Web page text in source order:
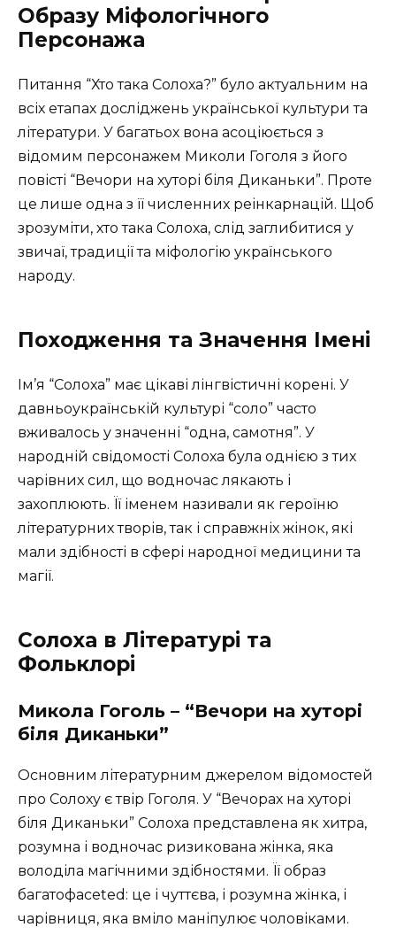
Образу Міфологічного
Персонажа
Питання “Хто така Солоха?” було актуальним на
всіх етапах досліджень української культури та
літератури. У багатьох вона асоціюється з
відомим персонажем Миколи Гоголя з його
повісті “Вечори на хуторі біля Диканьки”. Проте
це лише одна з її численних реінкарнацій. Щоб
зрозуміти, хто така Солоха, слід заглибитися у
звичаї, традиції та міфологію українського
народу.
Походження та Значення Імені
Ім’я “Солоха” має цікаві лінгвістичні корені. У
давньоукраїнській культурі “соло” часто
вживалось у значенні “одна, самотня”. У
народній свідомості Солоха була однією з тих
чарівних сил, що водночас лякають і
захоплюють. Її іменем називали як героїню
літературних творів, так і справжніх жінок, які
мали здібності в сфері народної медицини та
магії.
Солоха в Літературі та
Фольклорі
Микола Гоголь – “Вечори на хуторі
біля Диканьки”
Основним літературним джерелом відомостей
про Солоху є твір Гоголя. У “Вечорах на хуторі
біля Диканьки” Солоха представлена як хитра,
розумна і водночас ризикована жінка, яка
володіла магічними здібностями. Її образ
багатофaceted: це і чуттєва, і розумна жінка, і
чарівниця, яка вміло маніпулює чоловіками.